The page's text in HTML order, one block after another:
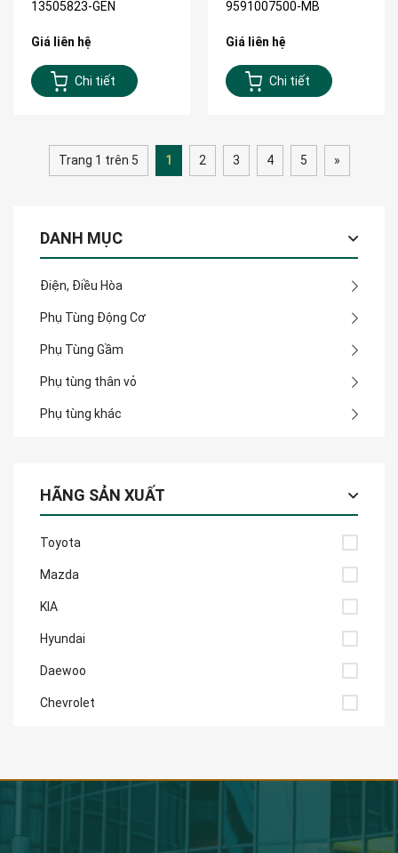
DANH MỤC
Điện, Điều Hòa
Phụ Tùng Động Cơ
Phụ Tùng Gầm
Phụ tùng thân vỏ
Phụ tùng khác
HÃNG SẢN XUẤT
Toyota
Mazda
KIA
Hyundai
Daewoo
Chevrolet
13505823-GEN
Giá liên hệ
Chi tiết
9591007500-MB
Giá liên hệ
Chi tiết
Trang 1 trên 5 1 2 3 4 5 »